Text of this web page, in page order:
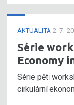
AKTUALITA 2. 7.
Série
Economy
Série pěti
cirkulární